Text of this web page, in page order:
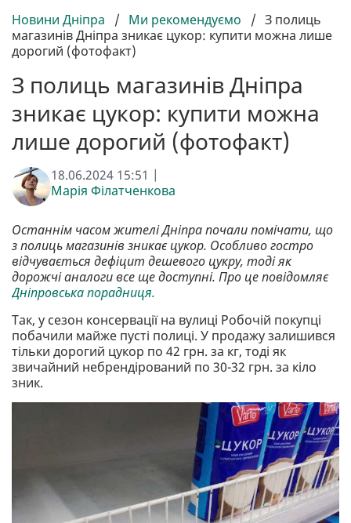
Новини Дніпра / Ми рекомендуємо / З полиць
магазинів Дніпра зникає цукор: купити можна лише
дорогий (фотофакт)
З полиць магазинів Дніпра
зникає цукор: купити можна
лише дорогий (фотофакт)
18.06.2024 15:51 |
Марія Філатченкова
Останнім часом жителі Дніпра почали помічати, що
з полиць магазинів зникає цукор. Особливо гостро
відчувається дефіцит дешевого цукру, тоді як
дорожчі аналоги все ще доступні. Про це повідомляє
Дніпровська порадниця.
Так, у сезон консервації на вулиці Робочій покупці
побачили майже пусті полиці. У продажу залишився
тільки дорогий цукор по 42 грн. за кг, тоді як
звичайний небрендірований по 30-32 грн. за кіло
зник.